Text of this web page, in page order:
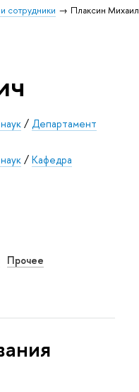
сотрудники
Плаксин Михаил
/ Департамент
/Кафедра
Прочее